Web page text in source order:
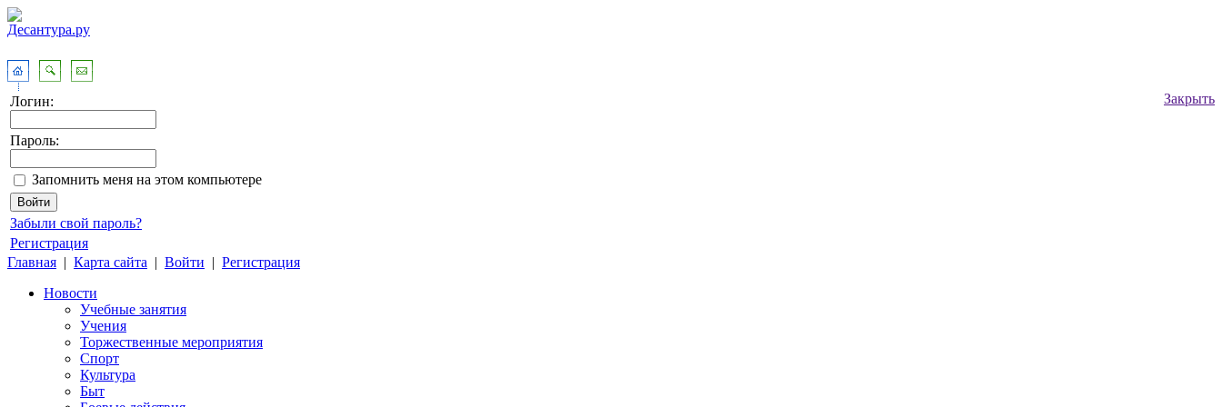
Закрыть
Логин:
Пароль:
Запомнить меня на этом компьютере
Забыли свой пароль?
Регистрация
Главная | Карта сайта | Войти | Регистрация
Новости
Учебные занятия
Учения
Торжественные мероприятия
Спорт
Культура
Быт